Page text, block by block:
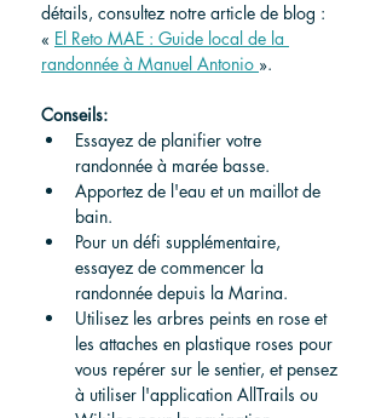
détails, consultez notre article de blog :
« El Reto MAE : Guide local de la
randonnée à Manuel Antonio ».
Conseils:
Essayez de planifier votre
randonnée à marée basse.
Apportez de l'eau et un maillot de
bain.
Pour un défi supplémentaire,
essayez de commencer la
randonnée depuis la Marina.
Utilisez les arbres peints en rose et
les attaches en plastique roses pour
vous repérer sur le sentier, et pensez
à utiliser l'application AllTrails ou